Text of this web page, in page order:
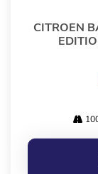
CITROEN